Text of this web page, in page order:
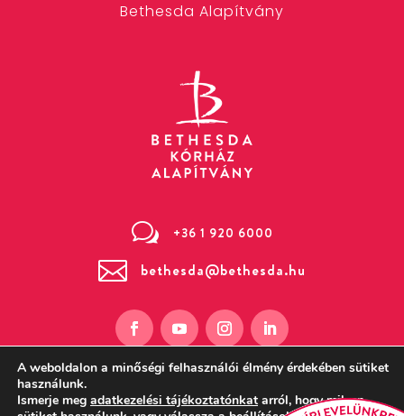
Bethesda Alapítvány
w +36 1 920 6000
 bethesda@bethesda.hu
A weboldalon a minőségi felhasználói élmény érdekében sütiket
használunk.
Ismerje meg adatkezelési tájékoztatónkat arról, hogy milyen